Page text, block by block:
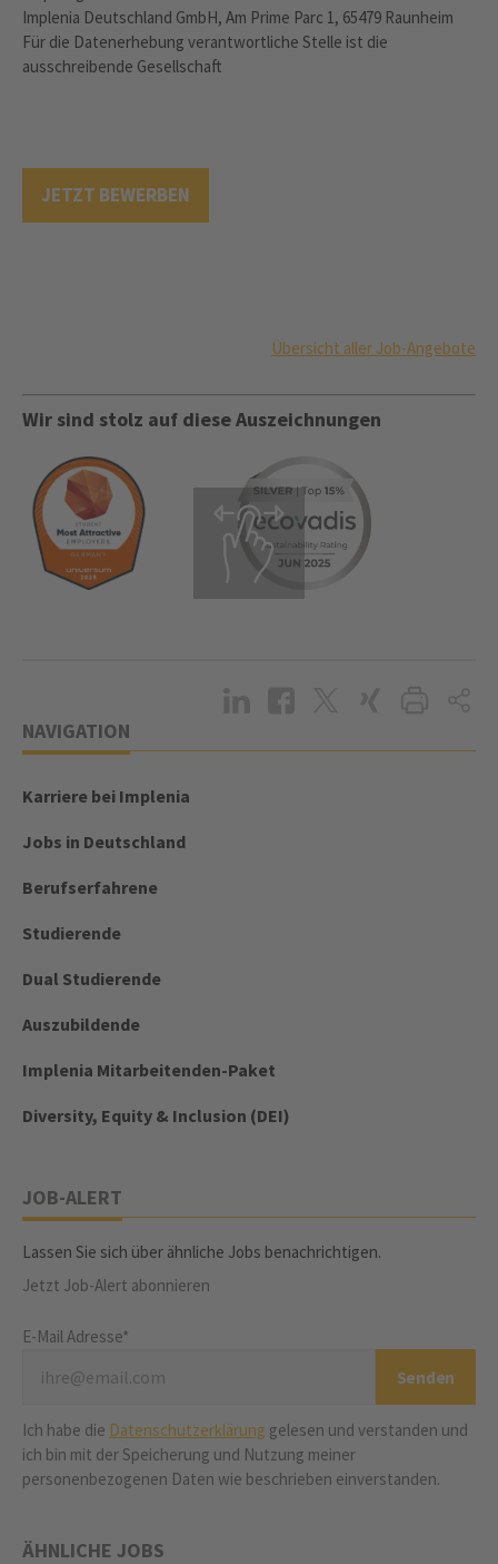
Implenia Deutschland GmbH, Am Prime Parc 1, 65479 Raunheim
Für die Datenerhebung verantwortliche Stelle ist die
ausschreibende Gesellschaft
JETZT BEWERBEN
Übersicht aller Job-Angebote
Wir sind stolz auf diese Auszeichnungen
NAVIGATION
Karriere bei Implenia
Jobs in Deutschland
Berufserfahrene
Studierende
Dual Studierende
Auszubildende
Implenia Mitarbeitenden-Paket
Diversity, Equity & Inclusion (DEI)
JOB-ALERT
Lassen Sie sich über ähnliche Jobs benachrichtigen.
Jetzt Job-Alert abonnieren
E-Mail Adresse*
Ich habe die Datenschutzerklärung gelesen und verstanden und
ich bin mit der Speicherung und Nutzung meiner
personenbezogenen Daten wie beschrieben einverstanden.
ÄHNLICHE JOBS